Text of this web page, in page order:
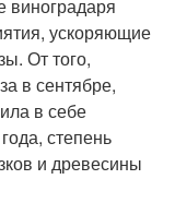
виноградаря
ускоряющие
От того,
в сентябре,
в себе
степень
и древесины